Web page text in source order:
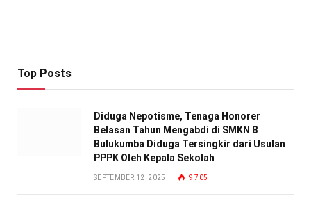
Top Posts
Diduga Nepotisme, Tenaga Honorer
Belasan Tahun Mengabdi di SMKN 8
Bulukumba Diduga Tersingkir dari Usulan
PPPK Oleh Kepala Sekolah
SEPTEMBER 12, 2025 9,705